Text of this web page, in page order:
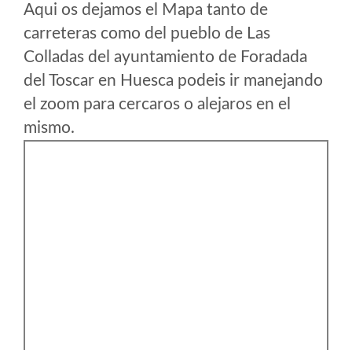
Aqui os dejamos el Mapa tanto de
carreteras como del pueblo de Las
Colladas del ayuntamiento de Foradada
del Toscar en Huesca podeis ir manejando
el zoom para cercaros o alejaros en el
mismo.